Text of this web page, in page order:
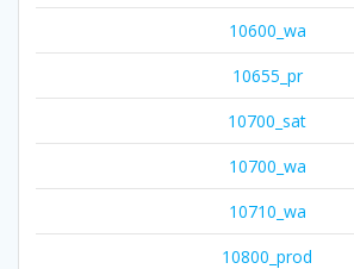
10600_wa
10655_pr
10700_sat
10700_wa
10710_wa
10800_prod